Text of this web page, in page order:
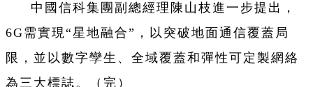
中國信科集團副總經理陳山枝進一步提出，
6G需實現“星地融合”，以突破地面通信覆蓋局
限，並以數字孿生、全域覆蓋和彈性可定製網絡
為三大標誌。（完）